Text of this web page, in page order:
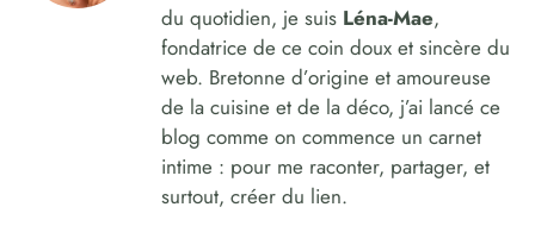
du quotidien, je suis Léna-Mae,
fondatrice de ce coin doux et sincère du
web. Bretonne d’origine et amoureuse
de la cuisine et de la déco, j’ai lancé ce
blog comme on commence un carnet
intime : pour me raconter, partager, et
surtout, créer du lien.